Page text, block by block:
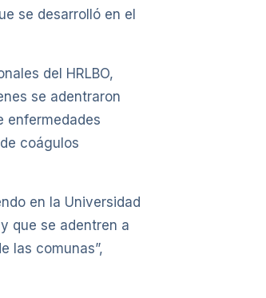
se desarrolló en el
del HRLBO,
se adentraron
enfermedades
coágulos
en la Universidad
que se adentren a
las comunas”,